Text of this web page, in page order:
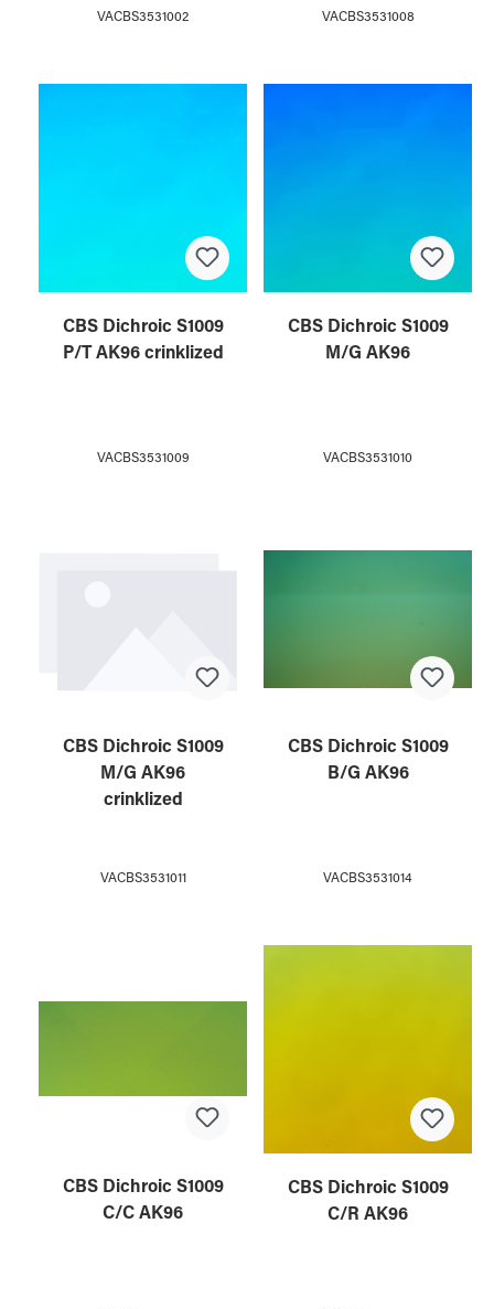
VACBS3531002 VACBS3531008
CBS Dichroic S1009
P/T AK96 crinklized
VACBS3531009
CBS Dichroic S1009
M/G AK96
VACBS3531010
CBS Dichroic S1009
M/G AK96
crinklized
VACBS3531011
CBS Dichroic S1009
B/G AK96
VACBS3531014
CBS Dichroic S1009
C/C AK96
CBS Dichroic S1009
C/R AK96